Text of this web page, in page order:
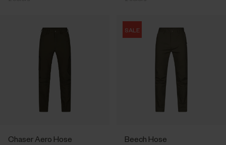
Chaser Aero Hose
SALE
Beech Hose